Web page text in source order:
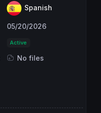
Spanish
05/20/2026
Active
No files